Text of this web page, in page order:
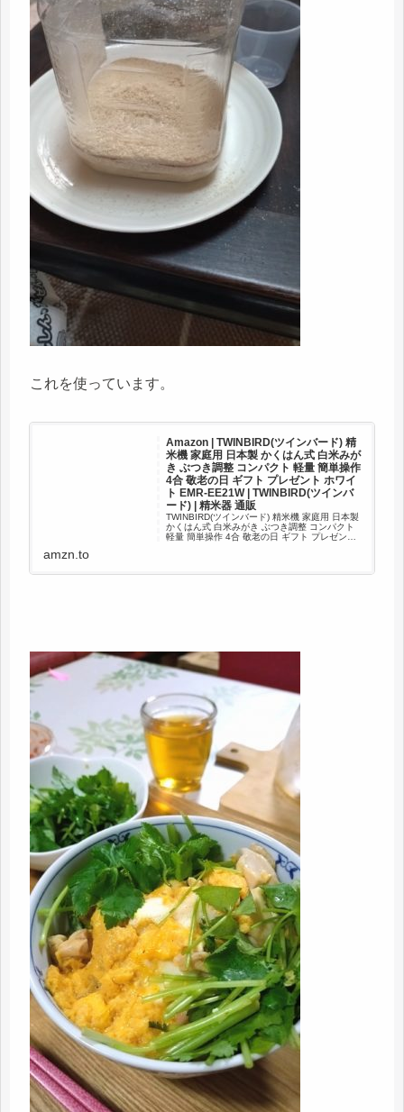
これを使っています。
Amazon | TWINBIRD(ツインバード) 精
米機 家庭用 日本製 かくはん式 白米みが
き ぶつき調整 コンパクト 軽量 簡単操作
4合 敬老の日 ギフト プレゼント ホワイ
ト EMR-EE21W | TWINBIRD(ツインバ
ード) | 精米器 通販
TWINBIRD(ツインバード) 精米機 家庭用 日本製
かくはん式 白米みがき ぶつき調整 コンパクト
軽量 簡単操作 4合 敬老の日 ギフト プレゼント
amzn.to